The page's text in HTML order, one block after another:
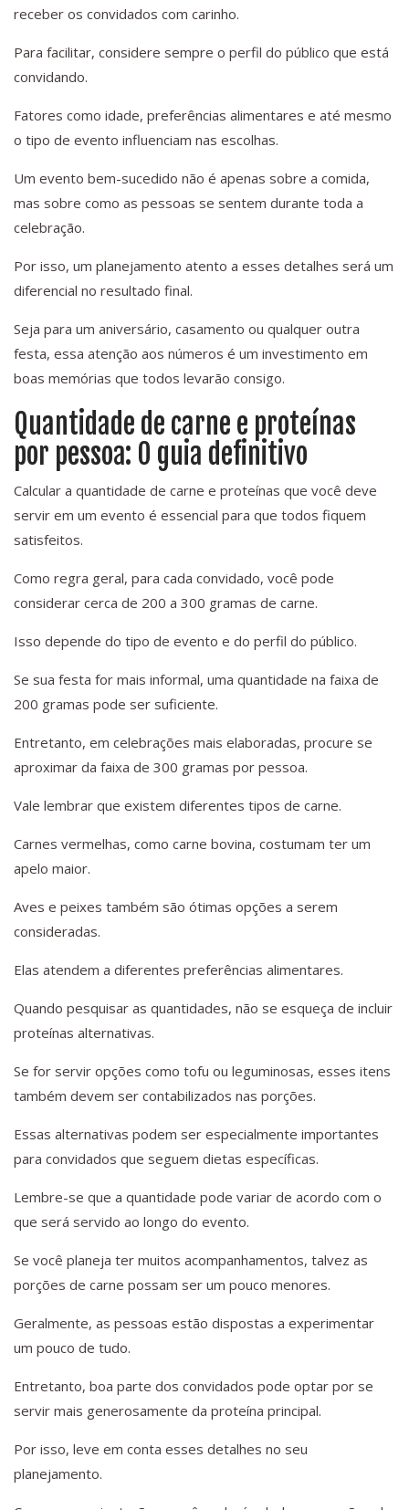
receber os convidados com carinho.
Para facilitar, considere sempre o perfil do público que está
convidando.
Fatores como idade, preferências alimentares e até mesmo
o tipo de evento influenciam nas escolhas.
Um evento bem-sucedido não é apenas sobre a comida,
mas sobre como as pessoas se sentem durante toda a
celebração.
Por isso, um planejamento atento a esses detalhes será um
diferencial no resultado final.
Seja para um aniversário, casamento ou qualquer outra
festa, essa atenção aos números é um investimento em
boas memórias que todos levarão consigo.
Quantidade de carne e proteínas
por pessoa: O guia definitivo
Calcular a quantidade de carne e proteínas que você deve
servir em um evento é essencial para que todos fiquem
satisfeitos.
Como regra geral, para cada convidado, você pode
considerar cerca de 200 a 300 gramas de carne.
Isso depende do tipo de evento e do perfil do público.
Se sua festa for mais informal, uma quantidade na faixa de
200 gramas pode ser suficiente.
Entretanto, em celebrações mais elaboradas, procure se
aproximar da faixa de 300 gramas por pessoa.
Vale lembrar que existem diferentes tipos de carne.
Carnes vermelhas, como carne bovina, costumam ter um
apelo maior.
Aves e peixes também são ótimas opções a serem
consideradas.
Elas atendem a diferentes preferências alimentares.
Quando pesquisar as quantidades, não se esqueça de incluir
proteínas alternativas.
Se for servir opções como tofu ou leguminosas, esses itens
também devem ser contabilizados nas porções.
Essas alternativas podem ser especialmente importantes
para convidados que seguem dietas específicas.
Lembre-se que a quantidade pode variar de acordo com o
que será servido ao longo do evento.
Se você planeja ter muitos acompanhamentos, talvez as
porções de carne possam ser um pouco menores.
Geralmente, as pessoas estão dispostas a experimentar
um pouco de tudo.
Entretanto, boa parte dos convidados pode optar por se
servir mais generosamente da proteína principal.
Por isso, leve em conta esses detalhes no seu
planejamento.